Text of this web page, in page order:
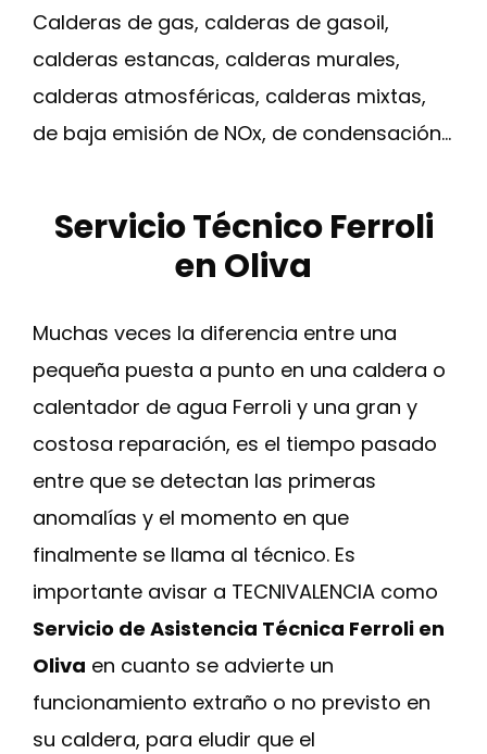
Calderas de gas, calderas de gasoil,
calderas estancas, calderas murales,
calderas atmosféricas, calderas mixtas,
de baja emisión de NOx, de condensación…
Servicio Técnico Ferroli
en Oliva
Muchas veces la diferencia entre una
pequeña puesta a punto en una caldera o
calentador de agua Ferroli y una gran y
costosa reparación, es el tiempo pasado
entre que se detectan las primeras
anomalías y el momento en que
finalmente se llama al técnico. Es
importante avisar a TECNIVALENCIA como
Servicio de Asistencia Técnica Ferroli en
Oliva en cuanto se advierte un
funcionamiento extraño o no previsto en
su caldera, para eludir que el